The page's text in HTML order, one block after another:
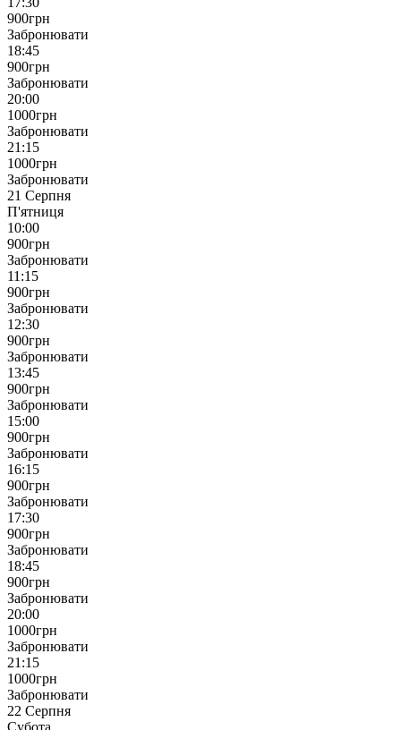
900грн
Забронювати
18:45
900грн
Забронювати
20:00
1000грн
Забронювати
21:15
1000грн
Забронювати
21 Серпня
П'ятниця
10:00
900грн
Забронювати
11:15
900грн
Забронювати
12:30
900грн
Забронювати
13:45
900грн
Забронювати
15:00
900грн
Забронювати
16:15
900грн
Забронювати
17:30
900грн
Забронювати
18:45
900грн
Забронювати
20:00
1000грн
Забронювати
21:15
1000грн
Забронювати
22 Серпня
Субота